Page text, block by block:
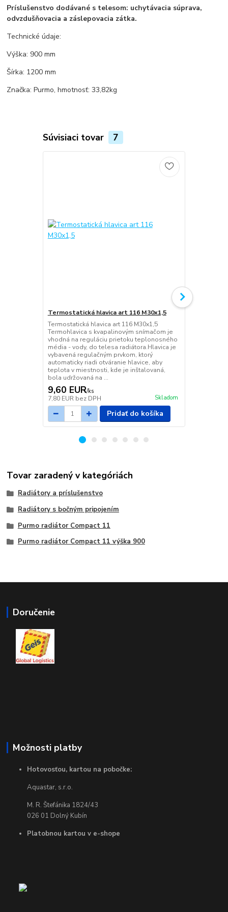
Príslušenstvo dodávané s telesom: uchytávacia súprava,
odvzdušňovacia a záslepovacia zátka.
Technické údaje:
Výška: 900 mm
Šírka: 1200 mm
Značka: Purmo, hmotnosť: 33,82kg
Súvisiaci tovar 7
Termostatická hlavica art 116 M30x1,5
Termostatická hlavica art 116 M30x1,5
Termohlavica s kvapalinovým snímačom je
vhodná na reguláciu prietoku teplonosného
média - vody, do telesa radiátora.Hlavica je
vybavená regulačným prvkom, ktorý
automaticky riadi otváranie hlavice, aby
teplota v miestnosti, kde je inštalovaná,
bola udržovaná na ...
9,60 EUR/ks
7,80 EUR bez DPH Skladom
Pridať do košíka
Tovar zaradený v kategóriách
Radiátory a príslušenstvo
Radiátory s bočným pripojením
Purmo radiátor Compact 11
Purmo radiátor Compact 11 výška 900
Doručenie
Možnosti platby
Hotovosťou, kartou na pobočke:
Aquastar, s.r.o.
M. R. Štefánika 1824/43
026 01 Dolný Kubín
Platobnou kartou v e-shope